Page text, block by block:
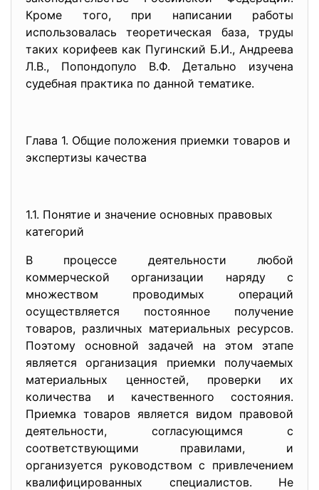
Кроме того, при написании работы
использовалась теоретическая база, труды
таких корифеев как Пугинский Б.И., Андреева
Л.В., Попондопуло В.Ф. Детально изучена
судебная практика по данной тематике.
Глава 1. Общие положения приемки товаров и
экспертизы качества
1.1. Понятие и значение основных правовых
категорий
В процессе деятельности любой
коммерческой организации наряду с
множеством проводимых операций
осуществляется постоянное получение
товаров, различных материальных ресурсов.
Поэтому основной задачей на этом этапе
является организация приемки получаемых
материальных ценностей, проверки их
количества и качественного состояния.
Приемка товаров является видом правовой
деятельности, согласующимся с
соответствующими правилами, и
организуется руководством с привлечением
квалифицированных специалистов. Не